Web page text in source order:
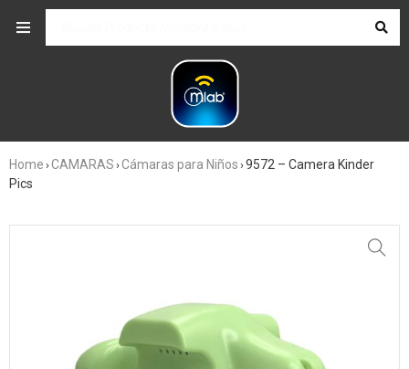
Home ›CAMARAS ›Cámaras para Niños ›9572 – Camera Kinder
Pics